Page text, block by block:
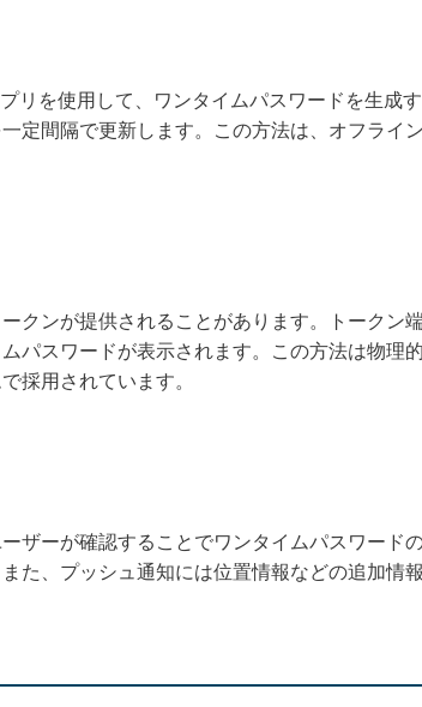
リを使用して、ワンタイムパスワードを生成
定間隔で更新します。この方法は、オフライ
クンが提供されることがあります。トークン
パスワードが表示されます。この方法は物理
採用されています。
ザーが確認することでワンタイムパスワード
た、プッシュ通知には位置情報などの追加情